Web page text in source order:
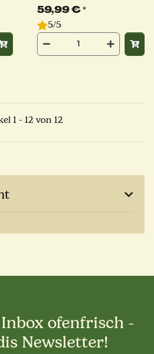
59,99 €*
5/5
1 - 12 von 12
ofenfrisch -
Newsletter!